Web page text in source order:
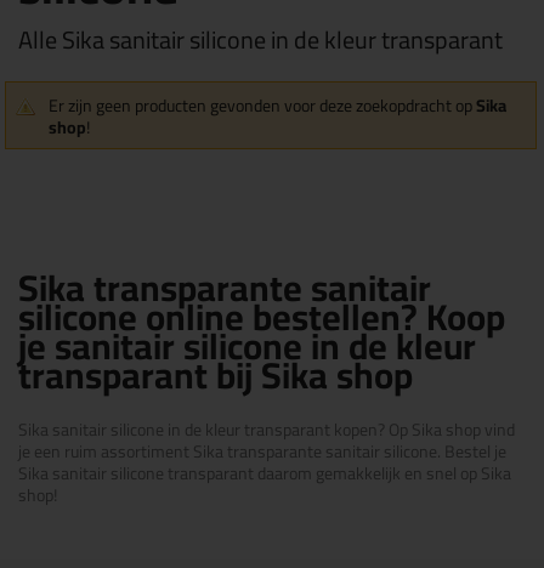
Alle Sika sanitair silicone in de kleur transparant
Er zijn geen producten gevonden voor deze zoekopdracht opSika
shop!
Sika transparante sanitair
silicone online bestellen? Koop
je sanitair silicone in de kleur
transparant bij Sika shop
Sika sanitair silicone in de kleur transparant kopen? Op Sika shop vind
je een ruim assortiment Sika transparante sanitair silicone. Bestel je
Sika sanitair silicone transparant daarom gemakkelijk en snel op Sika
shop!